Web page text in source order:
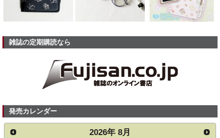
雑誌の定期購読なら
発売カレンダー
2026年 8月